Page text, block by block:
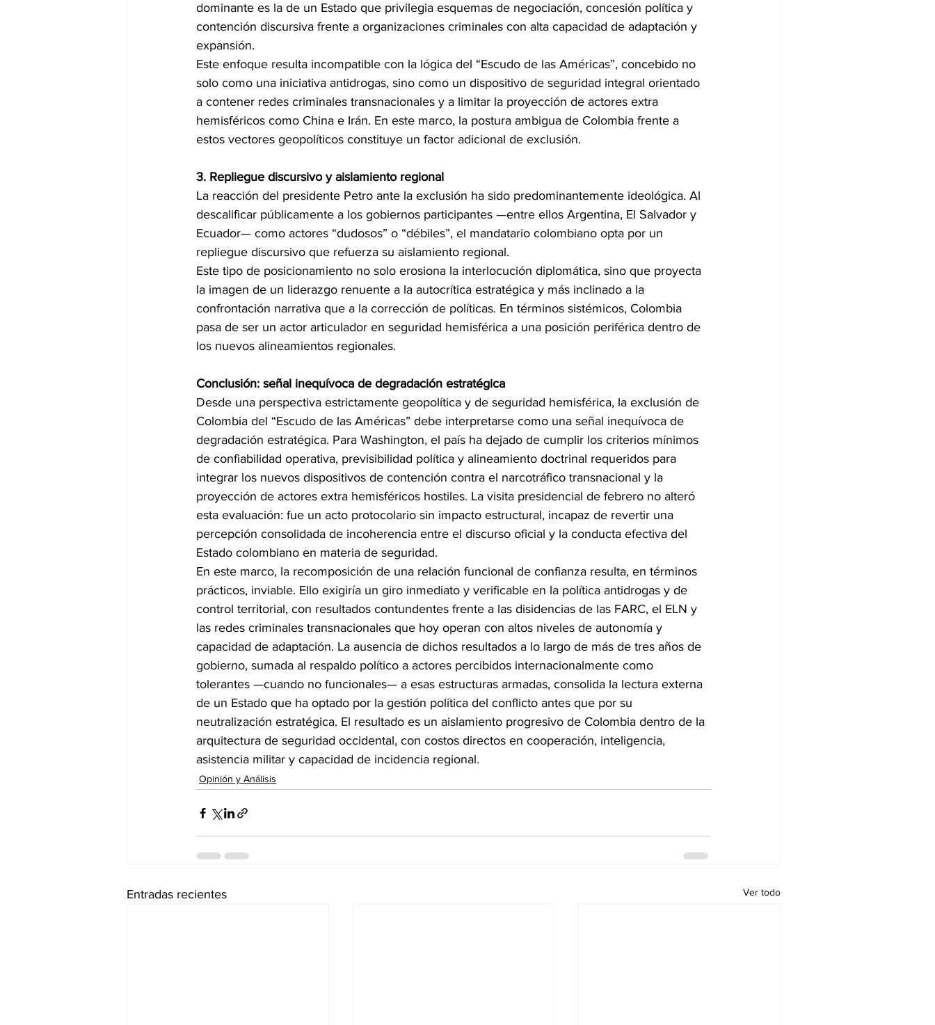
dominante es la de un Estado que privilegia esquemas de negociación, concesión política y
contención discursiva frente a organizaciones criminales con alta capacidad de adaptación y
expansión.
Este enfoque resulta incompatible con la lógica del “Escudo de las Américas”, concebido no
solo como una iniciativa antidrogas, sino como un dispositivo de seguridad integral orientado
a contener redes criminales transnacionales y a limitar la proyección de actores extra
hemisféricos como China e Irán. En este marco, la postura ambigua de Colombia frente a
estos vectores geopolíticos constituye un factor adicional de exclusión.
3. Repliegue discursivo y aislamiento regional
La reacción del presidente Petro ante la exclusión ha sido predominantemente ideológica. Al
descalificar públicamente a los gobiernos participantes —entre ellos Argentina, El Salvador y
Ecuador— como actores “dudosos” o “débiles”, el mandatario colombiano opta por un
repliegue discursivo que refuerza su aislamiento regional.
Este tipo de posicionamiento no solo erosiona la interlocución diplomática, sino que proyecta
la imagen de un liderazgo renuente a la autocrítica estratégica y más inclinado a la
confrontación narrativa que a la corrección de políticas. En términos sistémicos, Colombia
pasa de ser un actor articulador en seguridad hemisférica a una posición periférica dentro de
los nuevos alineamientos regionales.
Conclusión: señal inequívoca de degradación estratégica
Desde una perspectiva estrictamente geopolítica y de seguridad hemisférica, la exclusión de
Colombia del “Escudo de las Américas” debe interpretarse como una señal inequívoca de
degradación estratégica. Para Washington, el país ha dejado de cumplir los criterios mínimos
de confiabilidad operativa, previsibilidad política y alineamiento doctrinal requeridos para
integrar los nuevos dispositivos de contención contra el narcotráfico transnacional y la
proyección de actores extra hemisféricos hostiles. La visita presidencial de febrero no alteró
esta evaluación: fue un acto protocolario sin impacto estructural, incapaz de revertir una
percepción consolidada de incoherencia entre el discurso oficial y la conducta efectiva del
Estado colombiano en materia de seguridad.
En este marco, la recomposición de una relación funcional de confianza resulta, en términos
prácticos, inviable. Ello exigiría un giro inmediato y verificable en la política antidrogas y de
control territorial, con resultados contundentes frente a las disidencias de las FARC, el ELN y
las redes criminales transnacionales que hoy operan con altos niveles de autonomía y
capacidad de adaptación. La ausencia de dichos resultados a lo largo de más de tres años de
gobierno, sumada al respaldo político a actores percibidos internacionalmente como
tolerantes —cuando no funcionales— a esas estructuras armadas, consolida la lectura externa
de un Estado que ha optado por la gestión política del conflicto antes que por su
neutralización estratégica. El resultado es un aislamiento progresivo de Colombia dentro de la
arquitectura de seguridad occidental, con costos directos en cooperación, inteligencia,
asistencia militar y capacidad de incidencia regional.
Opinión y Análisis
Entradas recientes Ver todo